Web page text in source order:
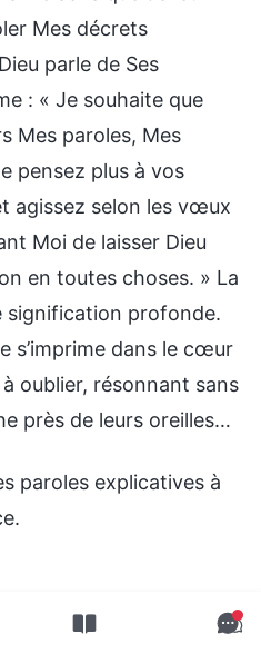
Mes décrets
parle de Ses
: « Je souhaite que
Mes paroles, Mes
pensez plus à vos
agissez selon les vœux
Moi de laisser Dieu
en toutes choses. » La
signification profonde.
s’imprime dans le cœur
oublier, résonnant sans
près de leurs oreilles…
paroles explicatives à